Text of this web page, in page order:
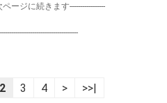
ページに続きます-----------------
2 3 4 > >>|